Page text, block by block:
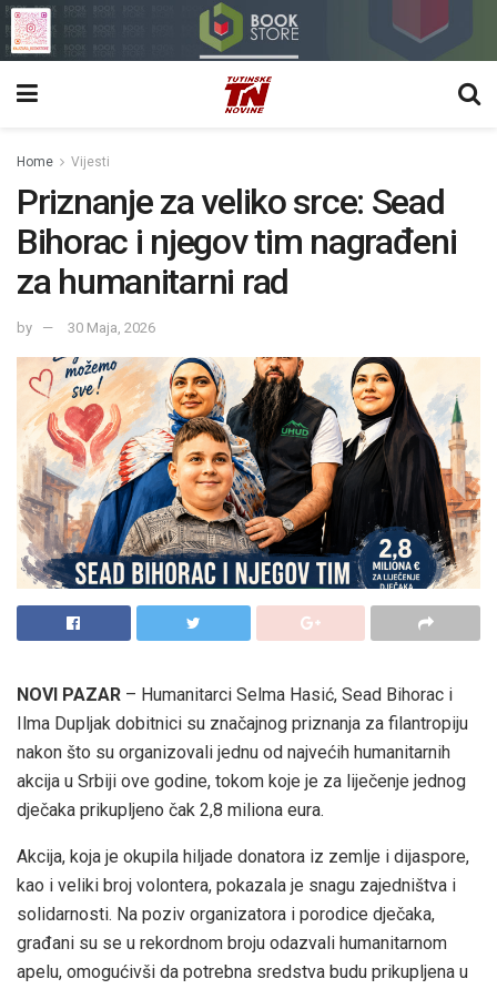
Home Vijesti
Priznanje za veliko srce: Sead
Bihorac i njegov tim nagrađeni
za humanitarni rad
by 30 Maja, 2026
NOVI PAZAR – Humanitarci Selma Hasić, Sead Bihorac i
Ilma Dupljak dobitnici su značajnog priznanja za filantropiju
nakon što su organizovali jednu od najvećih humanitarnih
akcija u Srbiji ove godine, tokom koje je za liječenje jednog
dječaka prikupljeno čak 2,8 miliona eura.
Akcija, koja je okupila hiljade donatora iz zemlje i dijaspore,
kao i veliki broj volontera, pokazala je snagu zajedništva i
solidarnosti. Na poziv organizatora i porodice dječaka,
građani su se u rekordnom broju odazvali humanitarnom
apelu, omogućivši da potrebna sredstva budu prikupljena u